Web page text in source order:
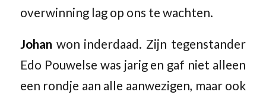
overwinning lag op ons te wachten.
Johan won inderdaad. Zijn tegenstander
Edo Pouwelse was jarig en gaf niet alleen
een rondje aan alle aanwezigen, maar ook